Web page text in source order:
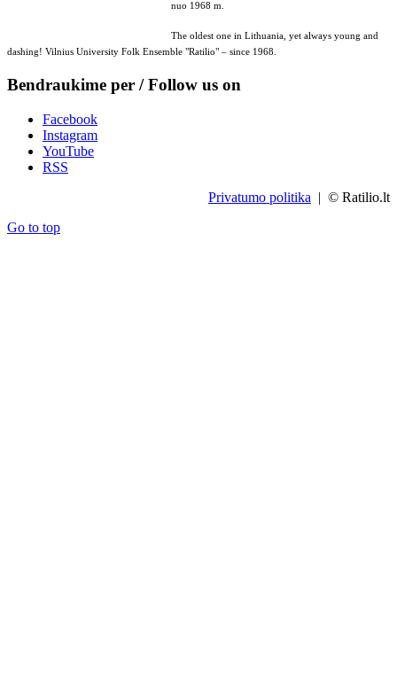
nuo 1968 m.
The oldest one in Lithuania, yet always young and
dashing! Vilnius University Folk Ensemble "Ratilio" – since 1968.
Bendraukime per / Follow us on
Facebook
Instagram
YouTube
RSS
Privatumo politika | © Ratilio.lt
Go to top